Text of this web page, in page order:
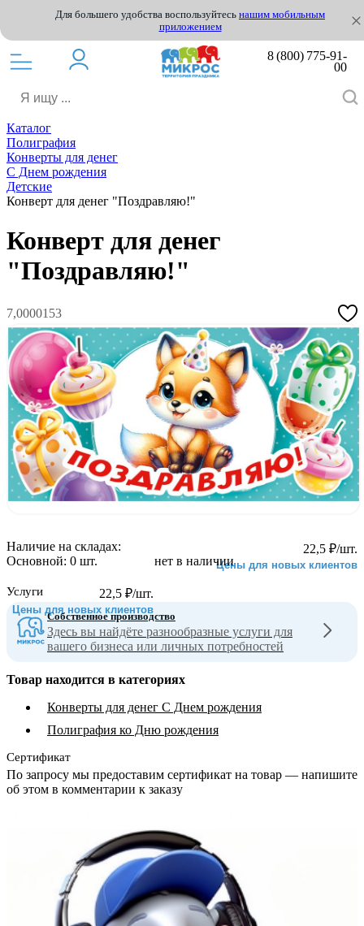
Для большего удобства воспользуйтесь нашим мобильным
приложением
8 (800) 775-91-
00
Каталог
Полиграфия
Конверты для денег
С Днем рождения
Детские
Конверт для денег "Поздравляю!"
Конверт для денег
"Поздравляю!"
7,0000153
22,5 ₽/шт.
Цены для новых клиентов
нет в наличии
22,5 ₽/шт.
Цены для новых клиентов
Наличие на складах:
Основной: 0 шт.
Услуги
Собственное производство
Здесь вы найдёте разнообразные услуги для
вашего бизнеса или личных потребностей
Товар находится в категориях
Конверты для денег С Днем рождения
Полиграфия ко Дню рождения
Сертификат
По запросу мы предоставим сертификат на товар — напишите
об этом в комментарии к заказу